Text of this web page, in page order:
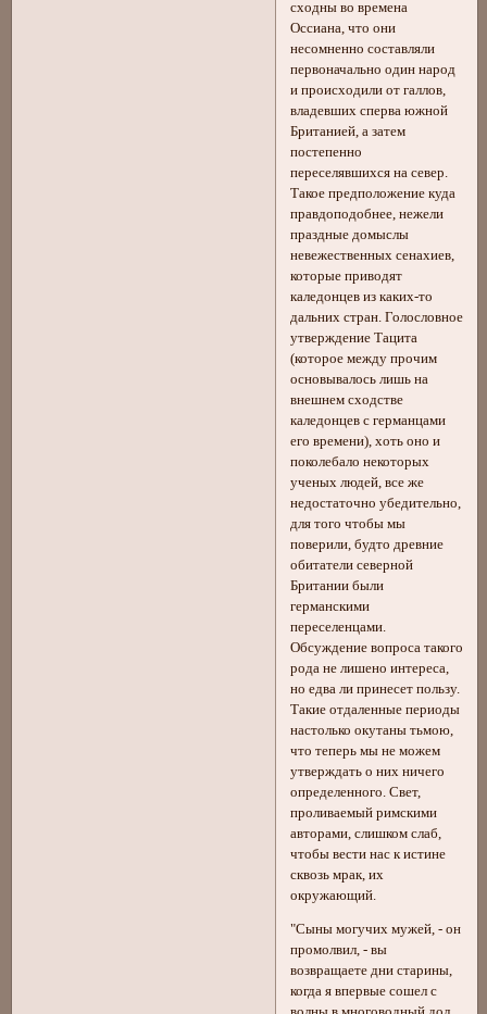
сходны во времена
Оссиана, что они
несомненно составляли
первоначально один народ
и происходили от галлов,
владевших сперва южной
Британией, а затем
постепенно
переселявшихся на север.
Такое предположение куда
правдоподобнее, нежели
праздные домыслы
невежественных сенахиев,
которые приводят
каледонцев из каких-то
дальних стран. Голословное
утверждение Тацита
(которое между прочим
основывалось лишь на
внешнем сходстве
каледонцев с германцами
его времени), хоть оно и
поколебало некоторых
ученых людей, все же
недостаточно убедительно,
для того чтобы мы
поверили, будто древние
обитатели северной
Британии были
германскими
переселенцами.
Обсуждение вопроса такого
рода не лишено интереса,
но едва ли принесет пользу.
Такие отдаленные периоды
настолько окутаны тьмою,
что теперь мы не можем
утверждать о них ничего
определенного. Свет,
проливаемый римскими
авторами, слишком слаб,
чтобы вести нас к истине
сквозь мрак, их
окружающий.
"Сыны могучих мужей, - он
промолвил, - вы
возвращаете дни старины,
когда я впервые сошел с